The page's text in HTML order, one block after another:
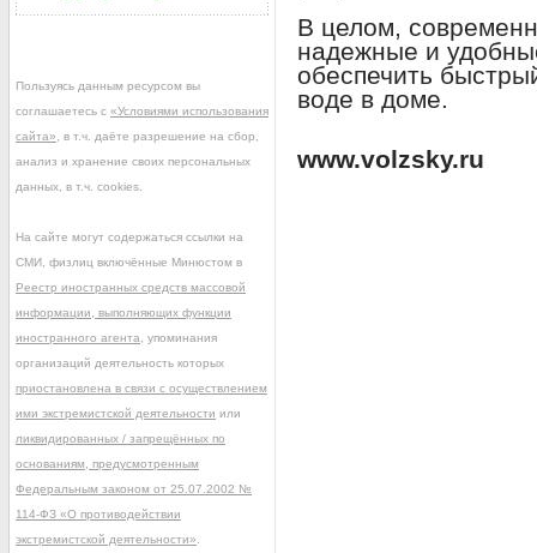
В целом,
надежные и
обеспечить
воде в доме.
www.volzsky.ru
Пользуясь данным ресурсом вы
соглашаетесь с «Условиями использования
сайта» , в т.ч. даёте разрешение на сбор,
анализ и хранение своих персональных
данных, в т.ч. cookies.
На сайте могут содержаться ссылки на
СМИ, физлиц включённые Минюстом в
Реестр иностранных средств массовой
информации, выполняющих функции
иностранного агента , упоминания
организаций деятельность которых
приостановлена в связи с осуществлением
ими экстремистской деятельности или
ликвидированных / запрещённых по
основаниям, предусмотренным
Федеральным законом от 25.07.2002 №
114-ФЗ «О противодействии
экстремистской деятельности»